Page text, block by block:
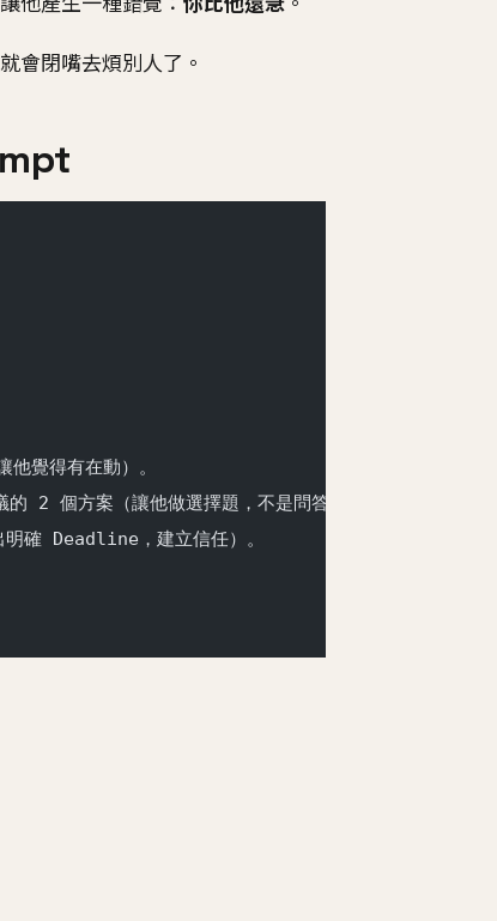
會閉嘴去煩別人了。
覺得有在動）。
個方案（讓他做選擇題，不是問答題）。
確 Deadline，建立信任）。